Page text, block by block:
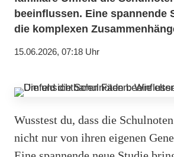
beeinflussen. Eine spannende
die komplexen
15.06.2026, 07:18 Uhr
Wusstest du, dass die
nicht nur von ihren eigenen